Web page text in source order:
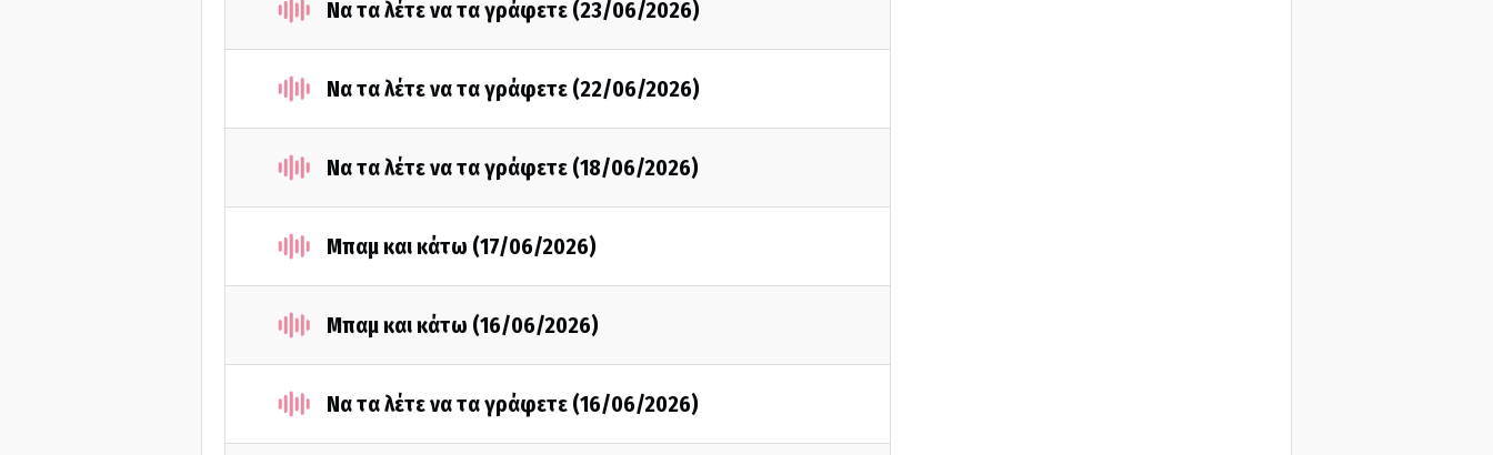
Να τα λέτε να τα γράφετε (23/06/2026)
Να τα λέτε να τα γράφετε (22/06/2026)
Να τα λέτε να τα γράφετε (18/06/2026)
Μπαμ και κάτω (17/06/2026)
Μπαμ και κάτω (16/06/2026)
Να τα λέτε να τα γράφετε (16/06/2026)